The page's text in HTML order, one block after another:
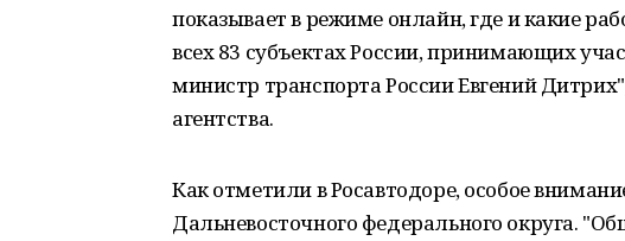
показывает в режиме онлайн, где и какие
всех 83 субъектах России, принимающих
министр транспорта России Евгений
агентства.
Как отметили в Росавтодоре, особое
Дальневосточного федерального округа.